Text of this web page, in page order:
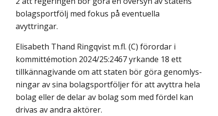
bolags­portfölj med fokus på eventuella
avyttringar.
Elisabeth Thand Ringqvist m.fl. (C) förordar i
kommittémotion 2024/25:2467 yrkande 18 ett
tillkännagivande om att staten bör göra genom­lys­
ningar av sina bolagsportföljer för att avyttra hela
bolag eller de delar av bolag som med fördel kan
drivas av andra aktörer.